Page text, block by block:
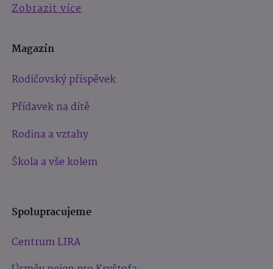
Zobrazit více
Magazín
Rodičovský příspěvek
Přídavek na dítě
Rodina a vztahy
Škola a vše kolem
Spolupracujeme
Centrum LIRA